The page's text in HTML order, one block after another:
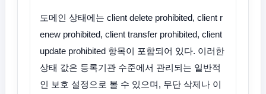
도메인 상태에는 client delete prohibited, client r
enew prohibited, client transfer prohibited, client
update prohibited 항목이 포함되어 있다. 이러한
상태 값은 등록기관 수준에서 관리되는 일반적
인 보호 설정으로 볼 수 있으며, 무단 삭제나 이